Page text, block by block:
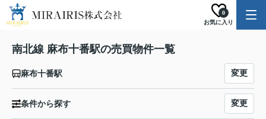
お気に入り
0
南北線 麻布十番駅の売買物件一覧
麻布十番駅 変更
条件から探す 変更